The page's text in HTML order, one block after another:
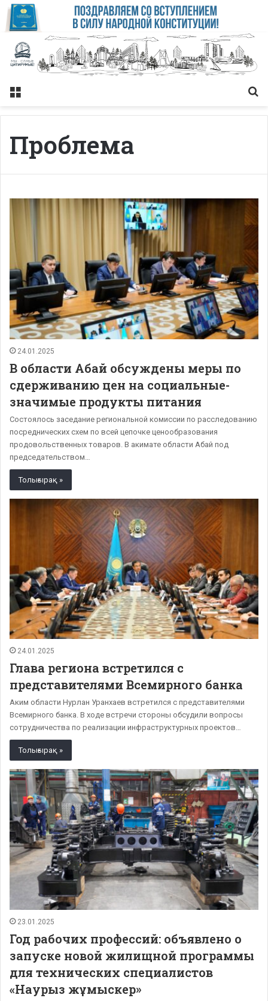
Меню
Проблема
24.01.2025
В области Абай обсуждены меры по
сдерживанию цен на социальные-
значимые продукты питания
Состоялось заседание региональной комиссии по расследованию
посреднических схем по всей цепочке ценообразования
продовольственных товаров. В акимате области Абай под
председательством…
Толығырақ »
24.01.2025
Глава региона встретился с
представителями Всемирного банка
Аким области Нурлан Уранхаев встретился с представителями
Всемирного банка. В ходе встречи стороны обсудили вопросы
сотрудничества по реализации инфраструктурных проектов…
Толығырақ »
23.01.2025
Год рабочих профессий: объявлено о
запуске новой жилищной программы
для технических специалистов
«Наурыз жұмыскер»